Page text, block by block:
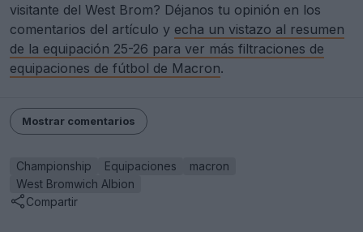
visitante del West Brom? Déjanos tu opinión en los
comentarios del artículo y echa un vistazo al resumen
de la equipación 25-26 para ver más filtraciones de
equipaciones de fútbol de Macron.
Mostrar comentarios
Championship Equipaciones
macron
West Bromwich Albion
Compartir